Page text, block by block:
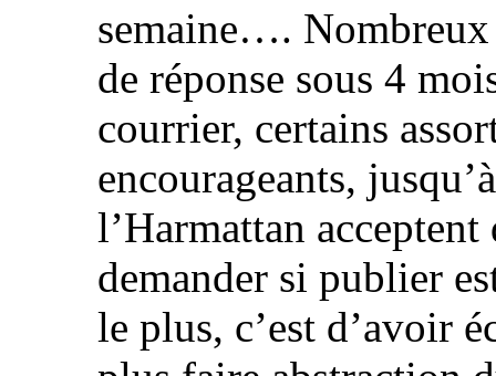
semaine….
de réponse sous 4
courrier, certains
encourageants,
l’Harmattan
demander si publier
le plus, c’est d’avoir